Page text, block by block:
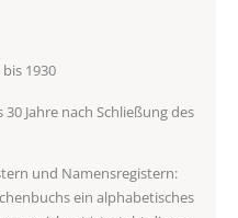
1930
Jahre nach Schließung des
und Namensregistern:
ein alphabetisches